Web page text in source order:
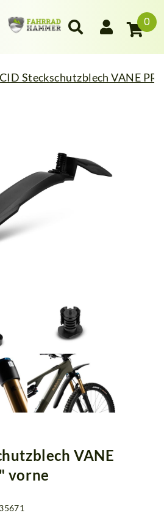
0
Steckschutzblech VANE
VANE
vorne